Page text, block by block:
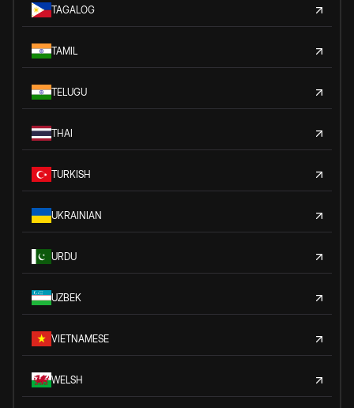
TAGALOG
TAMIL
TELUGU
THAI
TURKISH
UKRAINIAN
URDU
UZBEK
VIETNAMESE
WELSH